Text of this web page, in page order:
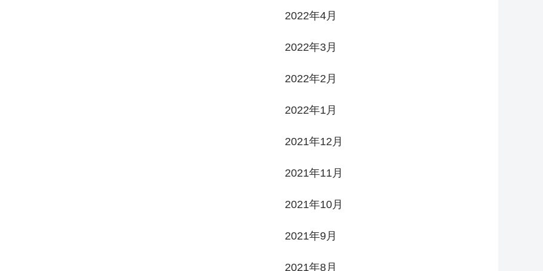
2022年4月
2022年3月
2022年2月
2022年1月
2021年12月
2021年11月
2021年10月
2021年9月
2021年8月